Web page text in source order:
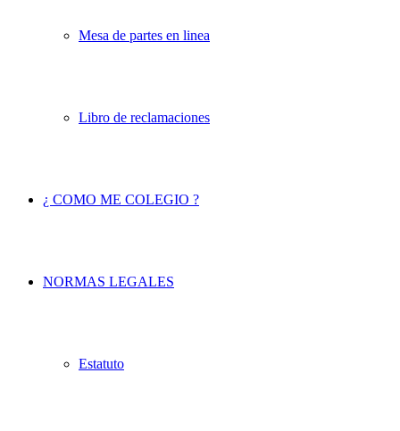
Mesa de partes en linea
Libro de reclamaciones
¿ COMO ME COLEGIO ?
NORMAS LEGALES
Estatuto